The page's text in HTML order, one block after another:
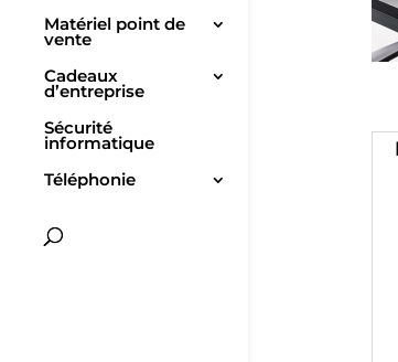
Matériel point de
vente
Cadeaux
d’entreprise
Sécurité
informatique
Téléphonie